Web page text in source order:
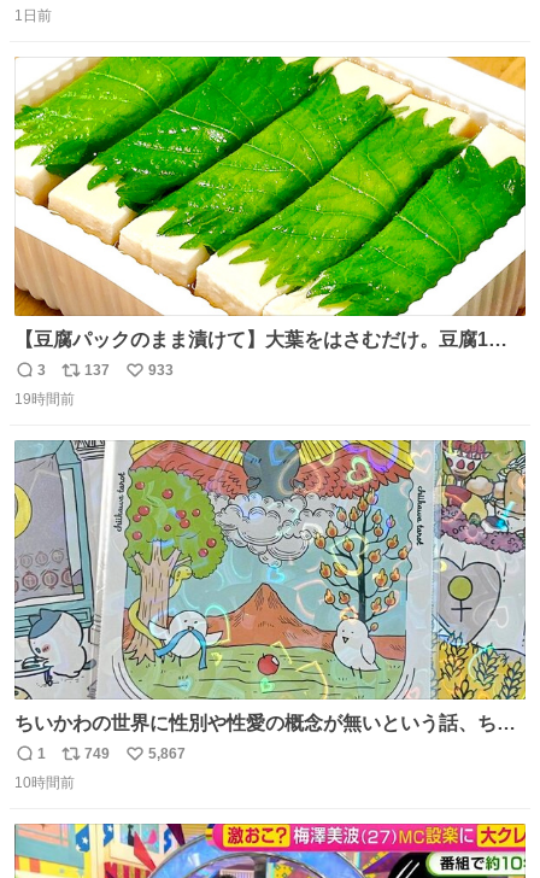
信
ト
数
数
1日前
【豆腐パックのまま漬けて】大葉をはさむだけ。豆腐1
丁、秒でなくなる 豆腐に大葉をはさんで、めんつゆに漬け
るだけ。冷蔵庫で置くだけで味がしみ込み、さっぱりなの
い日にもぴったりの大葉と豆腐の漬けレシピです。 詳しく
はリプ欄を見てね👇
返
信
3
リ
ポ
ト
数
137
い
数
933
19時間前
ちいかわの世界に性別や性愛の概念が無いという話、ちい
かわタロットでも恋人・女帝・女教皇あたりは性別を意識
させないように描かれてるんだよね。かなり徹底している
返
信
1
リ
ポ
ト
数
749
い
数
5,867
10時間前